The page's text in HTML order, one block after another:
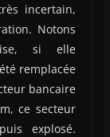
incertain,
Notons
si elle
remplacée
bancaire
ce secteur
explosé.